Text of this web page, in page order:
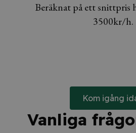
Beräknat på ett snittpris
3500kr/h.
Kom igång
Vanliga